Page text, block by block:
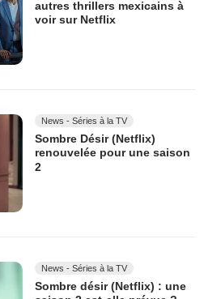
autres thrillers mexicains à
voir sur Netflix
News - Séries à la TV
Sombre Désir (Netflix)
renouvelée pour une saison
2
News - Séries à la TV
Sombre désir (Netflix) : une